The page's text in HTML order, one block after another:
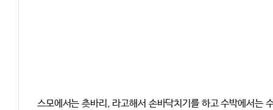
스모에서는 츳바리, 라고해서 손바닥치기를 하고 수박에서는